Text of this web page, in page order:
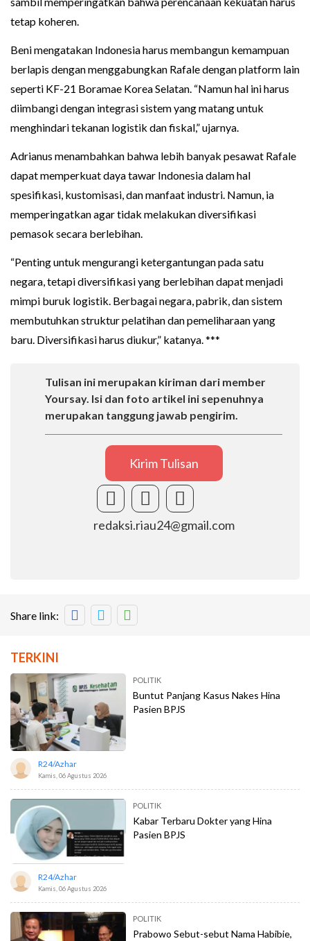
tetap koheren.
Beni mengatakan Indonesia harus membangun kemampuan
berlapis dengan menggabungkan Rafale dengan platform lain
seperti KF-21 Boramae Korea Selatan. “Namun hal ini harus
diimbangi dengan integrasi sistem yang matang untuk
menghindari tekanan logistik dan fiskal,” ujarnya.
Adrianus menambahkan bahwa lebih banyak pesawat Rafale
dapat memperkuat daya tawar Indonesia dalam hal
spesifikasi, kustomisasi, dan manfaat industri. Namun, ia
memperingatkan agar tidak melakukan diversifikasi
pemasok secara berlebihan.
“Penting untuk mengurangi ketergantungan pada satu
negara, tetapi diversifikasi yang berlebihan dapat menjadi
mimpi buruk logistik. Berbagai negara, pabrik, dan sistem
membutuhkan struktur pelatihan dan pemeliharaan yang
baru. Diversifikasi harus diukur,” katanya. ***
Tulisan ini merupakan kiriman dari member
Yoursay. Isi dan foto artikel ini sepenuhnya
merupakan tanggung jawab pengirim.
Kirim Tulisan
redaksi.riau24@gmail.com
Share link:
TERKINI
POLITIK
Buntut Panjang Kasus Nakes Hina
Pasien BPJS
R24/azhar
Kamis, 06 Agustus 2026
POLITIK
Kabar Terbaru Dokter yang Hina
Pasien BPJS
R24/azhar
Kamis, 06 Agustus 2026
POLITIK
Prabowo Sebut-sebut Nama Habibie,